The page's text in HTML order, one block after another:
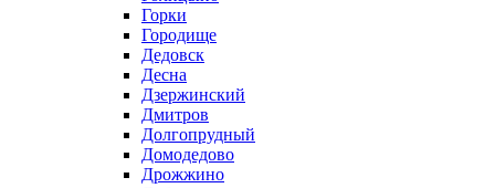
Горки
Городище
Дедовск
Десна
Дзержинский
Дмитров
Долгопрудный
Домодедово
Дрожжино